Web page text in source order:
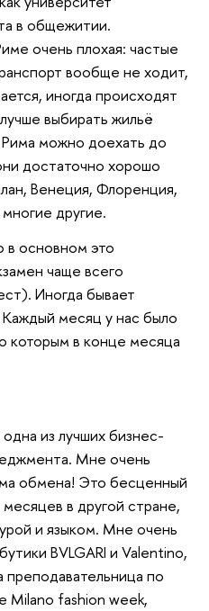
в общежитии.
очень плохая: частые
вообще не ходит,
иногда происходят
выбирать жильё
можно доехать до
достаточно хорошо
Венеция, Флоренция,
другие.
в основном это
чаще всего
Иногда бывает
месяц у нас было
которым в конце месяца
из лучших бизнес-
Мне очень
обмена! Это бесценный
в другой стране,
и языком. Мне очень
BVLGARI и Valentino,
преподавательница по
Milano fashion week,